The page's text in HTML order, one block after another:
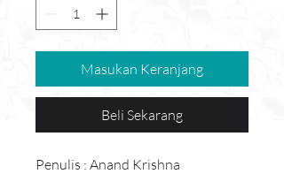
Masukan Keranjang
Beli Sekarang
Penulis : Anand Krishna